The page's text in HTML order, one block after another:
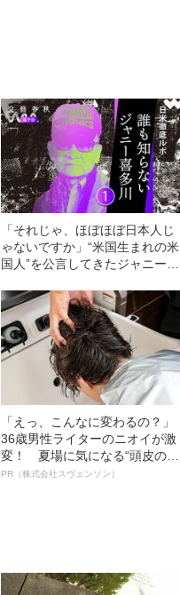
「それじゃ、ほぼほぼ日本人じ
ゃないですか」“米国生まれの米
国人”を公言してきたジャニー喜
取材】
「えっ、こんなに変わるの？」
36歳男性ライターのニオイが激
変！ 夏場に気になる“頭皮のニ
オイ”や“ベタつき”を解消す
PR（株式会社スヴェンソン）